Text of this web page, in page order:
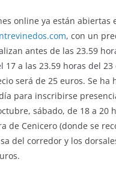
online ya están abiertas
, con un
antes de las 23.59
17 a las 23.59 horas del 23
será de 25 euros. Se ha
para inscribirse
sábado, de 18 a 20
de Cenicero (donde se
del corredor y los